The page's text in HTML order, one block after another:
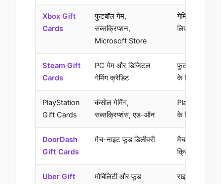
Xbox Gift
Cards
फुटबॉल गेम,
सब्सक्रिप्शन,
Microsoft Store
गेमिंग और
लिए क्रिप्टो का
Steam Gift
Cards
PC गेम और डिजिटल
गेमिंग क्रेडिट
फुटबॉल गेम्स और
के लिए क्रिप्टो
PlayStation
Gift Cards
कंसोल गेमिंग,
सब्सक्रिप्शंस, एड-ऑन
PlayStation
के लिए क्रिप्टो
DoorDash
Gift Cards
मैच-नाइट फूड डिलीवरी
मैच के दौरान
क्रिप्टो का
Uber Gift
मोबिलिटी और फूड
राइड्स या